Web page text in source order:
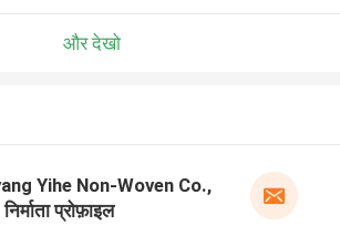
और देखो
Yihe Non-Woven Co.,
प्रोफ़ाइल